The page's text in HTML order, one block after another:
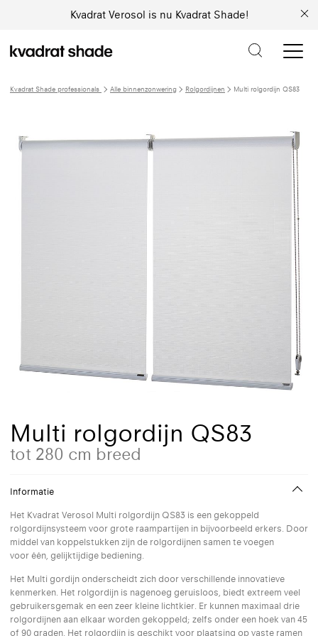
Kvadrat Verosol is nu Kvadrat Shade!
Kvadrat Shade professionals Alle binnenzonwering Rolgordijnen Multi rolgordijn QS83
Multi rolgordijn QS83
tot 280 cm breed
Informatie
Het Kvadrat Verosol Multi rolgordijn QS83 is een gekoppeld
rolgordijnsysteem voor grote raampartijen in bijvoorbeeld erkers. Door
middel van koppelstukken zijn de rolgordijnen samen te voegen
voor één, gelijktijdige bediening.
Het Multi gordijn onderscheidt zich door verschillende innovatieve
kenmerken. Het rolgordijn is nagenoeg geruisloos, biedt extreem veel
gebruikersgemak en een zeer kleine lichtkier. Er kunnen maximaal drie
rolgordijnen aan elkaar worden gekoppeld; zelfs onder een hoek van 45
of 90 graden. Het rolgordijn is geschikt voor plaatsing op vaste ramen